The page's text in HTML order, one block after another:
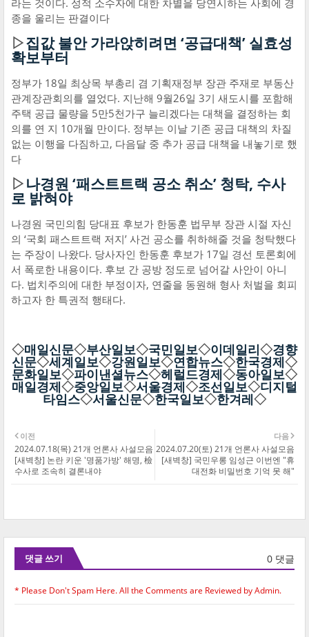
라는 것이다. 성적 소수자에 대한 차별을 당연시하는 사회에 경
종을 울리는 판결이다
▷집값 불안 가라앉히려면 ‘공급대책’ 실효성
확보부터
정부가 18일 최상목 부총리 겸 기획재정부 장관 주재로 부동산
관계장관회의를 열었다. 지난해 9월26일 3기 새도시를 포함해
주택 공급 물량을 5만5천가구 늘리겠다는 대책을 결정하는 회
의를 연 지 10개월 만이다. 정부는 이날 기존 공급 대책의 차질
없는 이행을 다짐하고, 다음달 중 추가 공급 대책을 내놓기로 했
다
▷나경원 ‘패스트트랙 공소 취소’ 청탁, 수사
로 밝혀야
나경원 국민의힘 당대표 후보가 한동훈 법무부 장관 시절 자신
의 ‘국회 패스트트랙 저지’ 사건 공소를 취하해줄 것을 청탁했다
는 주장이 나왔다. 당사자인 한동훈 후보가 17일 경선 토론회에
서 폭로한 내용이다. 후보 간 공방 정도로 넘어갈 사안이 아니
다. 법치주의에 대한 부정이자, 연줄을 동원해 형사 처벌을 회피
하고자 한 특권적 행태다.
◇매일신문◇부산일보◇국민일보◇이데일리◇경향
신문◇세계일보◇강원일보◇연합뉴스◇한국경제◇
문화일보◇파이낸셜뉴스◇헤럴드경제◇동아일보◇
매일경제◇중앙일보◇서울경제◇조선일보◇디지털
타임스◇서울신문◇한국일보◇한겨레◇
다음
2024.07.20(토) 21개 언론사 사설모음
[새벽창] 국민우롱 임성근 이번엔 "휴
대전화 비밀번호 기억 못 해"
이전
2024.07.18(목) 21개 언론사 사설모음
[새벽창] 논란 키운 '명품가방' 해명, 檢
수사로 조속히 결론내야
댓글 쓰기 0 댓글
* Please Don't Spam Here. All the Comments are Reviewed by Admin.